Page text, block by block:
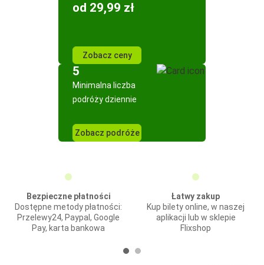
od 29,99 zł
Zobacz ceny
5
Minimalna liczba
podróży dziennie
Zobacz podróże
Bezpieczne płatności
Dostępne metody płatności:
Przelewy24, Paypal, Google
Pay, karta bankowa
Łatwy zakup
Kup bilety online, w naszej
aplikacji lub w sklepie
Flixshop